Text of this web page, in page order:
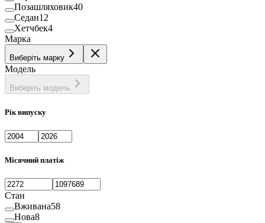
Позашляховик40
Седан12
Хетчбек4
Марка
Виберіть марку
Модель
Виберіть модель
Рік випуску
Місячний платіж
Стан
Вживана58
Нова8